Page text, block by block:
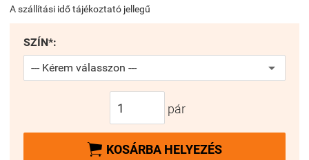
A szállítási idő tájékoztató jellegű
SZÍN*:
pár
 KOSÁRBA HELYEZÉS